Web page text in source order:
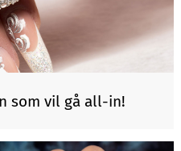
som vil gå all-in!